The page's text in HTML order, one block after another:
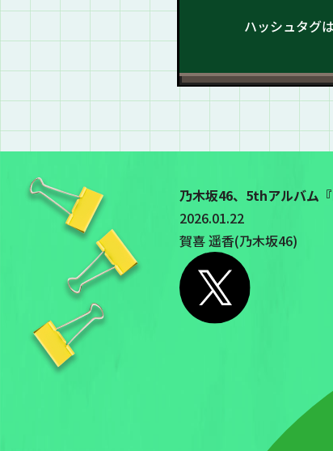
ハッシュタグ
乃木坂46、5thアルバム
2026.01.22
賀喜 遥香(乃木坂46)